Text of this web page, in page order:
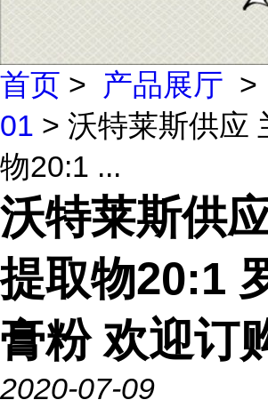
首页 > 产品展厅 >
01 > 沃特莱斯供应
物20:1 ...
沃特莱斯供
提取物20:1
膏粉 欢迎订
2020-07-09